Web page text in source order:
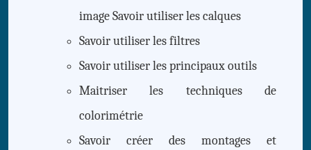
image Savoir utiliser les calques
Savoir utiliser les filtres
Savoir utiliser les principaux outils
Maitriser les techniques de
colorimétrie
Savoir créer des montages et